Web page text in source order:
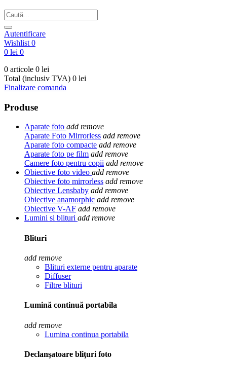
Autentificare
Wishlist 0
0 lei 0
0 articole 0 lei
Total (inclusiv TVA) 0 lei
Finalizare comanda
Produse
Aparate foto add remove
Aparate Foto Mirrorless add remove
Aparate foto compacte add remove
Aparate foto pe film add remove
Camere foto pentru copii add remove
Obiective foto video add remove
Obiective foto mirrorless add remove
Obiective Lensbaby add remove
Obiective anamorphic add remove
Obiective V-AF add remove
Lumini si blituri add remove
Blituri
add remove
Blituri externe pentru aparate
Diffuser
Filtre blituri
Lumină continuă portabila
add remove
Lumina continua portabila
Declanşatoare bliţuri foto